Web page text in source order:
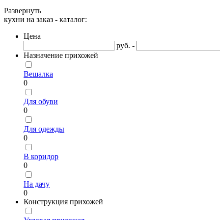
Развернуть
кухни на заказ - каталог:
Цена
руб. -
Назначение прихожей
Вешалка
0
Для обуви
0
Для одежды
0
В коридор
0
На дачу
0
Конструкция прихожей